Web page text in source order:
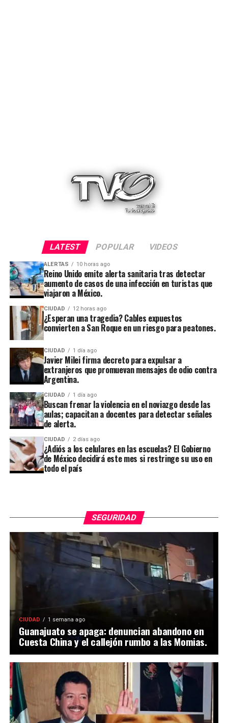
LATEST POPULAR VIDEOS
ALERTAS 10 horas ago
Reino Unido emite alerta sanitaria tras detectar
aumento de casos de una infección en turistas que
viajaron a México.
CIUDAD 12 horas ago
¿Esperan una tragedia? Cables expuestos
convierten a San Roque en un riesgo para peatones.
CIUDAD 1 día ago
Javier Milei firma decreto para expulsar a
extranjeros que promuevan mensajes de odio contra
Argentina.
CIUDAD 1 día ago
Buscan frenar la violencia en el noviazgo desde las
aulas; capacitan a docentes para detectar señales
de alerta.
CIUDAD 2 días ago
¿Adiós a los celulares en las escuelas? El Gobierno
de México decidirá este mes si restringe su uso en
todo el país
SEGURIDAD
CIUDAD 1 semana ago
Guanajuato se apaga: denuncian abandono en
Cuesta China y el callejón rumbo a las Momias.